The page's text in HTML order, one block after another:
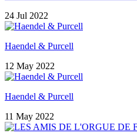
24 Jul 2022
Haendel & Purcell
12 May 2022
Haendel & Purcell
11 May 2022